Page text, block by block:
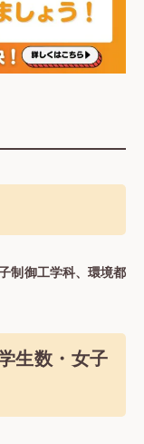
制御⼯学科、環境都
生数・女子